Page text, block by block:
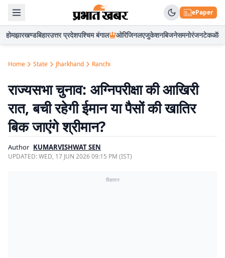
ePaper
होमझारखण्डबिहारउत्तर प्रदेशपश्चिम बंगाल ओरिजिनलएजुकेशनबिजनेसमनोरंजनटेकऑटो
Home State Jharkhand Ranchi
राज्यसभा चुनाव: अग्निपरीक्षा की आखिरी
रात, बची रहेगी ईमान या पैसों की खातिर
बिक जाएंगे श्रीमान?
Author KUMARVISHWAT SEN
UPDATED:WED, 17 JUN 2026 09:15 PM (IST)
विज्ञापन